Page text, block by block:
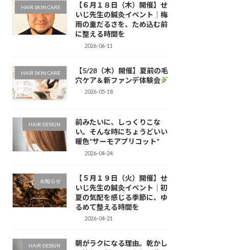
HAIR SKIN CARE
【６月１８日（木）開催】せ
いじ先生の鍼灸イベント｜梅
雨の重だるさを、ため込む前
に整える時間を
2026-06-11
HAIR SKIN CARE
【5/28（木）開催】夏前の毛
穴ケア＆新ファンデ体験会
2026-05-18
HAIR DESIGN
前みたいに、しっくりこな
い。そんな時にちょうどいい
暖色“サーモアプリコット”
2026-04-24
お知らせ
【５月１９日（火）開催】せ
いじ先生の鍼灸イベント｜初
夏の気配を感じる季節に、ゆ
るめて整える時間を
2026-04-21
HAIR DESIGN
朝がラクになる理由。乾かし